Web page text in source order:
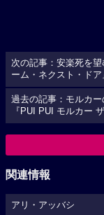
次の記事：安楽死を
ーム・ネクスト・ド
過去の記事：モルカ
『PUI PUI モルカー
関連情報
アリ・アッバシ